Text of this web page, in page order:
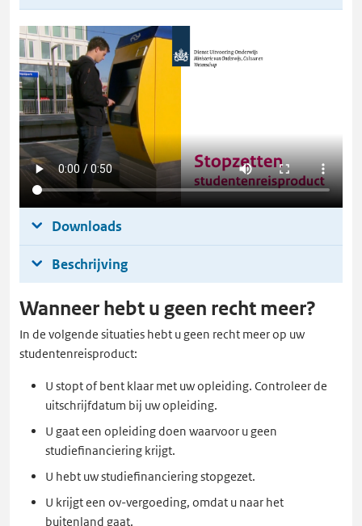
Downloads
Beschrijving
Wanneer hebt u geen recht meer?
In de volgende situaties hebt u geen recht meer op uw
studentenreisproduct:
U stopt of bent klaar met uw opleiding. Controleer de
uitschrijfdatum bij uw opleiding.
U gaat een opleiding doen waarvoor u geen
studiefinanciering krijgt.
U hebt uw studiefinanciering stopgezet.
U krijgt een ov-vergoeding, omdat u naar het
buitenland gaat.